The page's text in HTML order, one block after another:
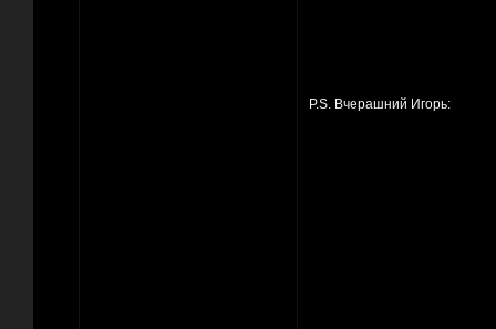
P.S. Вчерашний Игорь: